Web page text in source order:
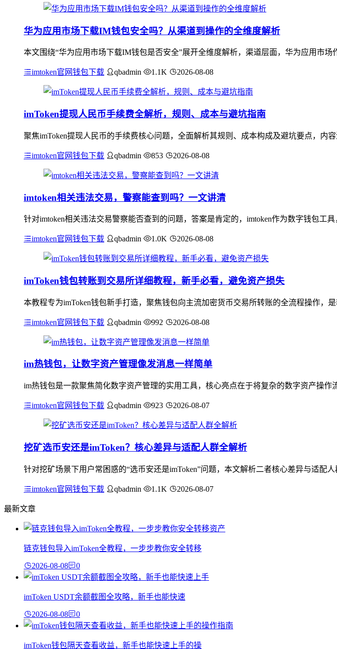
华为应用市场下载IM钱包安全吗？从渠道到操作的全维度解析
本文围绕“华为应用市场下载IM钱包是否安全”展开全维度解析，渠道层面，华为应用市
imtoken官网钱包下载 qbadmin 1.1K 2026-08-08
imToken提现人民币手续费全解析，规则、成本与避坑指南
聚焦imToken提现人民币的手续费核心问题，全面解析其规则、成本构成及避坑要点，
imtoken官网钱包下载 qbadmin 853 2026-08-08
imtoken相关违法交易，警察能查到吗？一文讲清
针对imtoken相关违法交易警察能否查到的问题，答案是肯定的，imtoken作为数字钱包工
imtoken官网钱包下载 qbadmin 1.0K 2026-08-08
imToken钱包转账到交易所详细教程，新手必看，避免资产损失
本教程专为imToken钱包新手打造，聚焦钱包向主流加密货币交易所转账的全流程操作
imtoken官网钱包下载 qbadmin 992 2026-08-08
im热钱包，让数字资产管理像发消息一样简单
im热钱包是一款聚焦简化数字资产管理的实用工具，核心亮点在于将复杂的数字资产操
imtoken官网钱包下载 qbadmin 923 2026-08-07
挖矿选币安还是imToken？核心差异与适配人群全解析
针对挖矿场景下用户常困惑的“选币安还是imToken”问题，本文解析二者核心差异与适
imtoken官网钱包下载 qbadmin 1.1K 2026-08-07
最新文章
链克钱包导入imToken全教程，一步步教你安全转移
2026-08-08 0
imToken USDT余额截图全攻略，新手也能快速
2026-08-08 0
imToken钱包隔天查看收益，新手也能快速上手的操